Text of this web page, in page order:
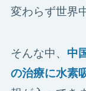
変わらず世界
そんな中、 中
の治療に水素